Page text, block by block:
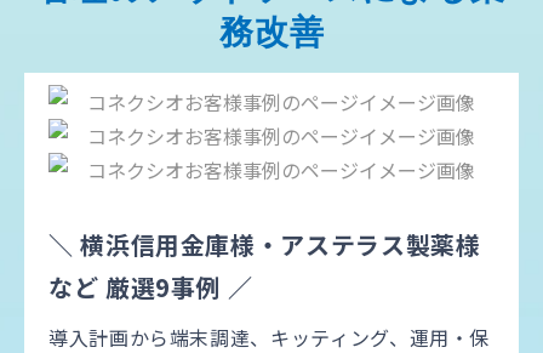
務改善
＼ 横浜信用金庫様・アステラス製薬様
など 厳選9事例 ／
導入計画から端末調達、キッティング、運用・保